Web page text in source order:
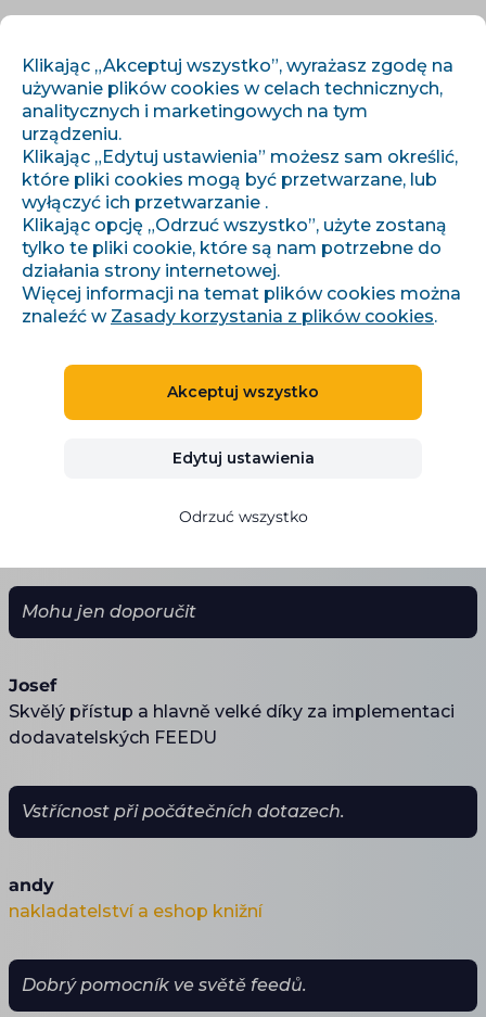
Recenzja na Conviu
DLA KOGO CONVIU
OSZCZĘDZA CZAS I
PIENIĄDZE?
Wypróbuj za darmo przez 30 dni
Mohu jen doporučit
Josef
Skvělý přístup a hlavně velké díky za implementaci
dodavatelských FEEDU
Vstřícnost při počátečních dotazech.
andy
nakladatelství a eshop knižní
Dobrý pomocník ve světě feedů.
Klikając „Akceptuj wszystko”, wyrażasz zgodę na
używanie plików cookies w celach technicznych,
analitycznych i marketingowych na tym
urządzeniu.
Klikając „Edytuj ustawienia” możesz sam określić,
które pliki cookies mogą być przetwarzane, lub
wyłączyć ich przetwarzanie .
Klikając opcję „Odrzuć wszystko”, użyte zostaną
tylko te pliki cookie, które są nam potrzebne do
działania strony internetowej.
Więcej informacji na temat plików cookies można
znaleźć w Zasady korzystania z plików cookies.
Akceptuj wszystko
Edytuj ustawienia
Odrzuć wszystko